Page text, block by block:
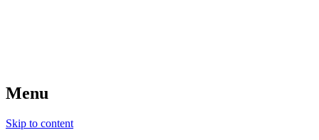
Menu
Skip to content